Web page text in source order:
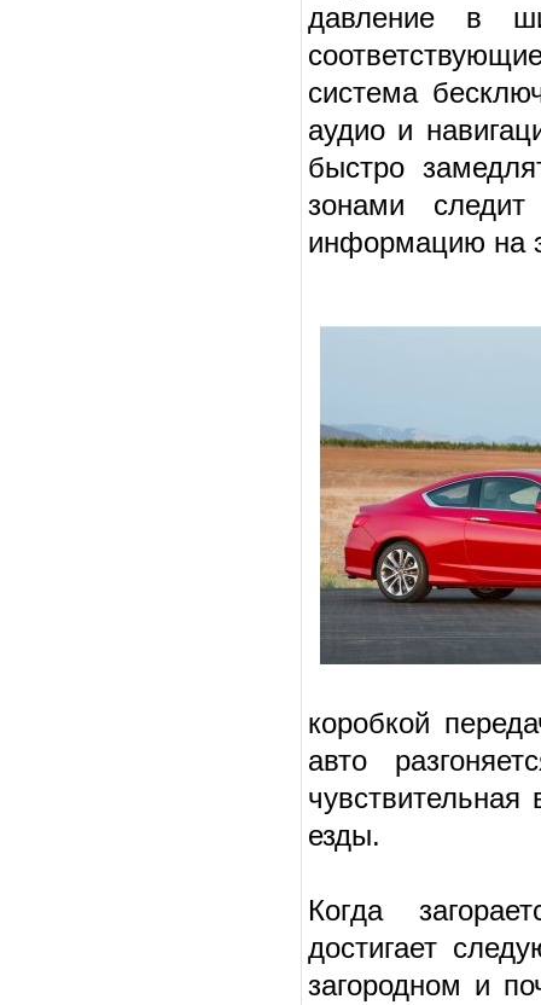
давление в
система
аудио и
быстро
зонами
информацию на
коробкой
авто
езды.
Когда
достигает
загородном и